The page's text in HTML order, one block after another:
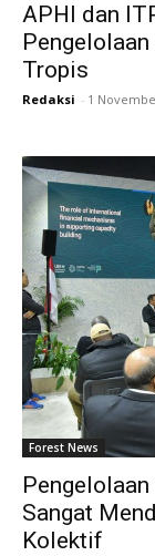
APHI dan
Tropis
Redaksi - 1
Forest News
Sangat
Kolektif